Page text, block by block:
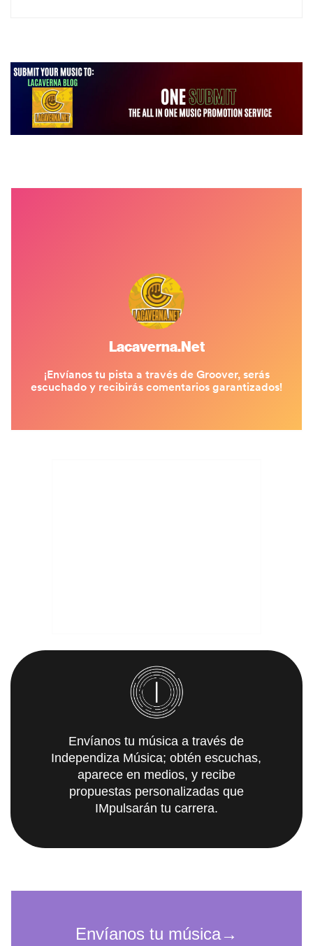
Envíanos tu música a través de
Independiza Música; obtén escuchas,
aparece en medios, y recibe
propuestas personalizadas que
IMpulsarán tu carrera.